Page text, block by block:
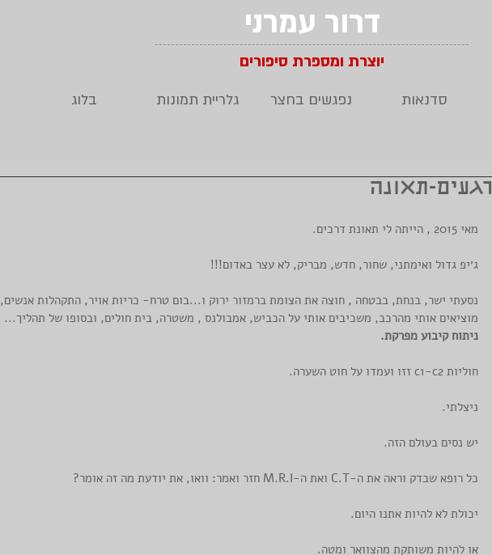
דרור עמרני
יוצרת ומספרת סיפורים
סדנאות נפגשים בחצר גלריית תמונות בלוג
רגעים-תאונה
מאי 2015 , הייתה לי תאונת דרכים.
ג׳יפ גדול ואימתני, שחור, חדש, מבריק, לא עצר באדום!!!
נסעתי ישר, בנחת, בבטחה , חוצה את הצומת ברמזור ירוק ו...בום טרח- כריות אויר, התקהלות אנשים,
מוציאים אותי מהרכב, משכיבים אותי על הכביש, אמבולנס , משטרה, בית חולים, ובסופו של תהליך...
ניתוח קיבוע מפרקת.
חוליות c1-c2 זזו ועמדו על חוט השערה.
ניצלתי.
יש נסים בעולם הזה.
כל רופא שבדק וראה את ה-C.T ואת ה-M.R.I חזר ואמר: וואו, את יודעת מה זה אומר?
יכולת לא להיות אתנו היום.
או להיות משותקת מהצוואר ומטה.